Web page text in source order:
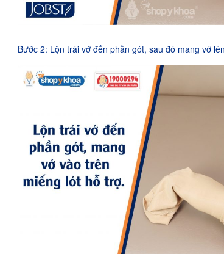
Bước 2: Lộn trái vớ đến phần gót, sau đó mang vớ